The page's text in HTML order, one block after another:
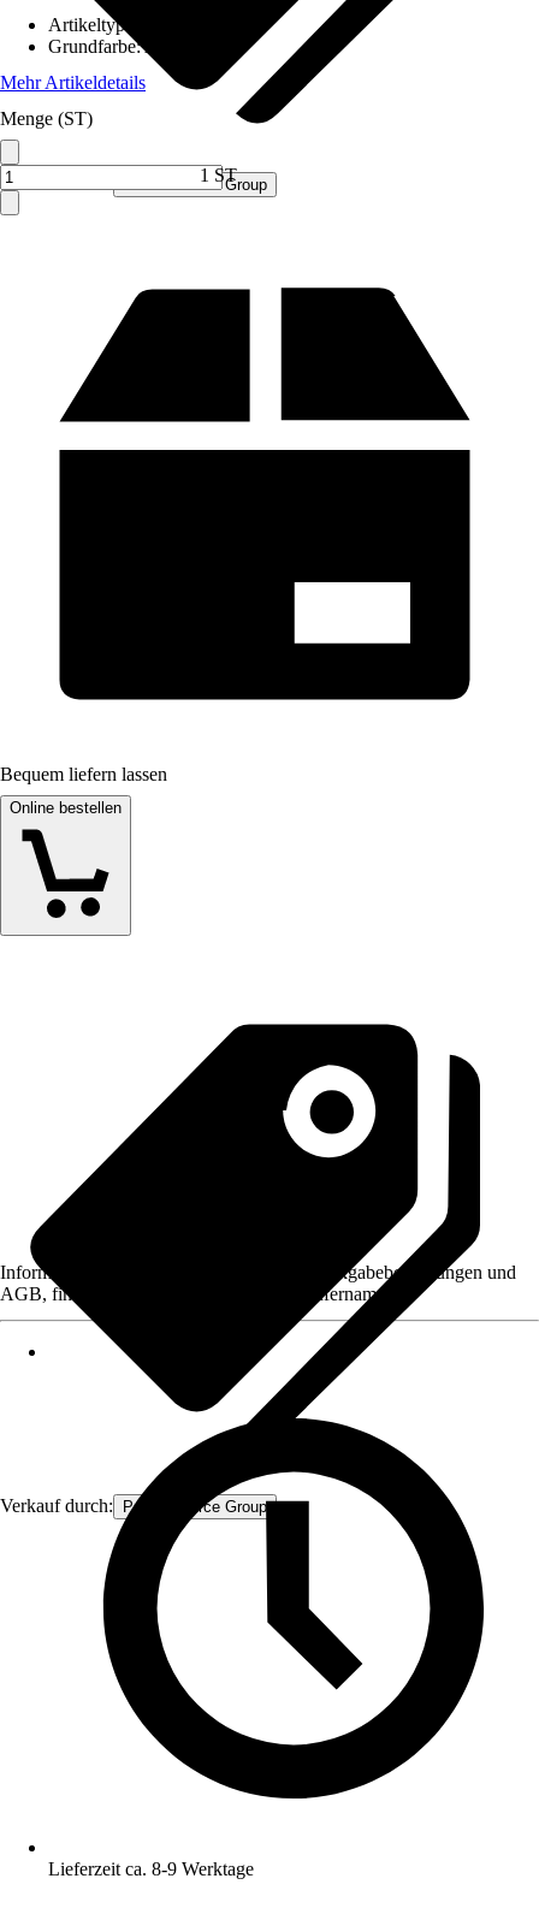
Verkauf durch: Procommerce Group
Artikeltyp
Grundfarbe:Anthrazit
Mehr Artikeldetails
Menge (ST)
1 ST
Bequem liefern lassen
Online bestellen
Verkauf durch: Procommerce Group
Informationen des Verkäufers, wie z. B. Rückgabebedingungen und
AGB, finden Sie bei Klick auf den Verkäufernamen.
Lieferzeit ca. 8-9 Werktage